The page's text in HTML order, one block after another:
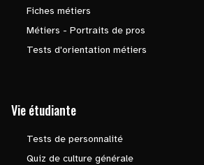
Fiches métiers
Métiers - Portraits de pros
Tests d'orientation métiers
Vie étudiante
Tests de personnalité
Quiz de culture générale